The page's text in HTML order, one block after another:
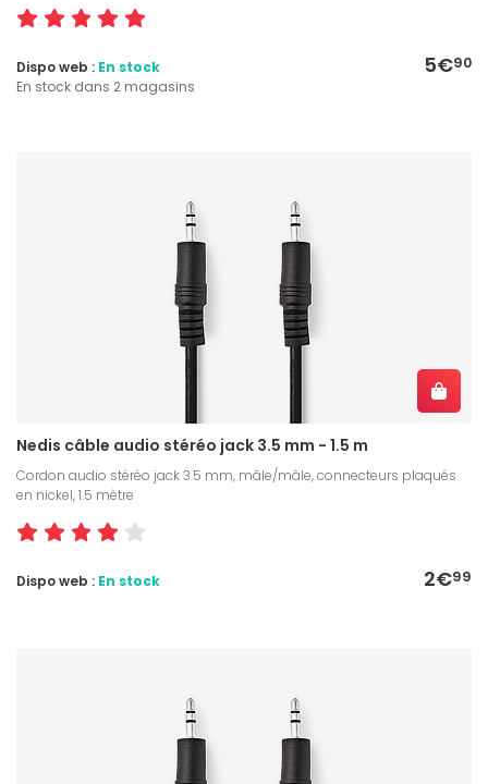
5€90
Dispo web : En stock
En stock dans 2 magasins
Nedis câble audio stéréo jack 3.5 mm - 1.5 m
Cordon audio stéréo jack 3.5 mm, mâle/mâle, connecteurs plaqués
en nickel, 1.5 mètre
2€99
Dispo web : En stock